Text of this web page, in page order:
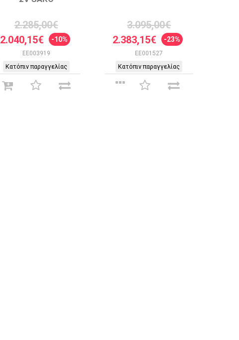
2.285,00€
2.040,15€
-10%
EE003919
Κατόπιν παραγγελίας
3.095,00€
2.383,15€
-23%
EE001527
Κατόπιν παραγγελίας